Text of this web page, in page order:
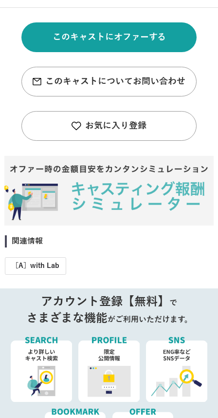
このキャストにオファーする
このキャストについてお問い合わせ
お気に入り登録
関連情報
［A］with Lab
アカウント登録【無料】 で
さまざまな機能がご利用いただけます。